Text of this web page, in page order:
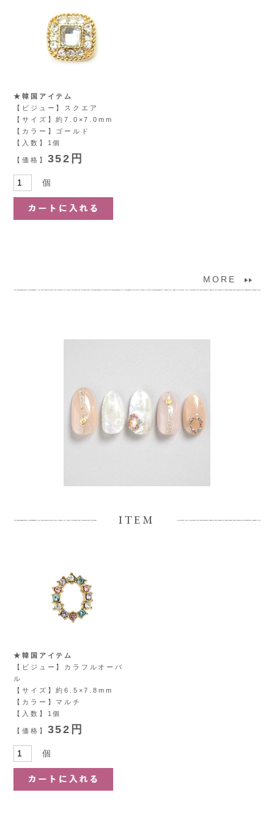
★韓国アイテム
【ビジュー】スクエア
【サイズ】約7.0×7.0mm
【カラー】ゴールド
【入数】1個
【価格】 352円
個
MORE
ITEM
★韓国アイテム
【ビジュー】カラフルオーバ
ル
【サイズ】約6.5×7.8mm
【カラー】マルチ
【入数】1個
【価格】 352円
個